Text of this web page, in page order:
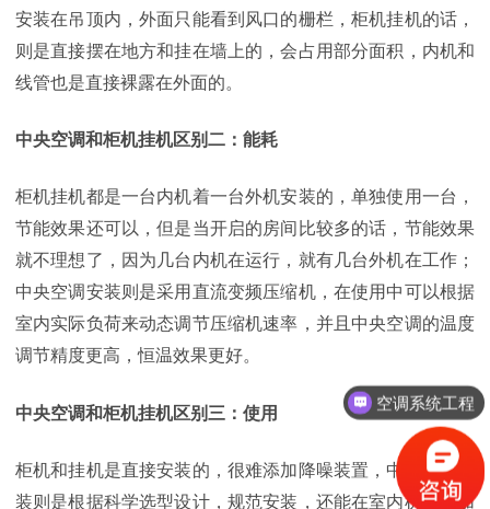
安装在吊顶内，外面只能看到风口的栅栏，柜机挂机的话，
则是直接摆在地方和挂在墙上的，会占用部分面积，内机和
线管也是直接裸露在外面的。
中央空调和柜机挂机区别二：能耗
柜机挂机都是一台内机着一台外机安装的，单独使用一台，
节能效果还可以，但是当开启的房间比较多的话，节能效果
就不理想了，因为几台内机在运行，就有几台外机在工作；
中央空调安装则是采用直流变频压缩机，在使用中可以根据
室内实际负荷来动态调节压缩机速率，并且中央空调的温度
调节精度更高，恒温效果更好。
中央空调和柜机挂机区别三：使用
柜机和挂机是直接安装的，很难添加降噪装置，中央空调安
装则是根据科学选型设计，规范安装，还能在室内机上添加
空调系统工程